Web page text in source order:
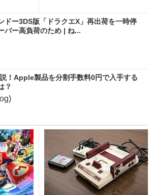
ドー3DS版「ドラクエX」再出荷を一時停
バー高負荷のため | ね...
！Apple製品を分割手数料0円で入手する
？